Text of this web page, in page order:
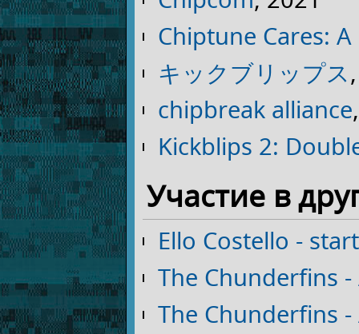
Chiptune Cares:
キックブリップス
chipbreak alliance
Kickblips 2:
Участие в
Ello Costello -
The Chunderfins
The Chunderfins